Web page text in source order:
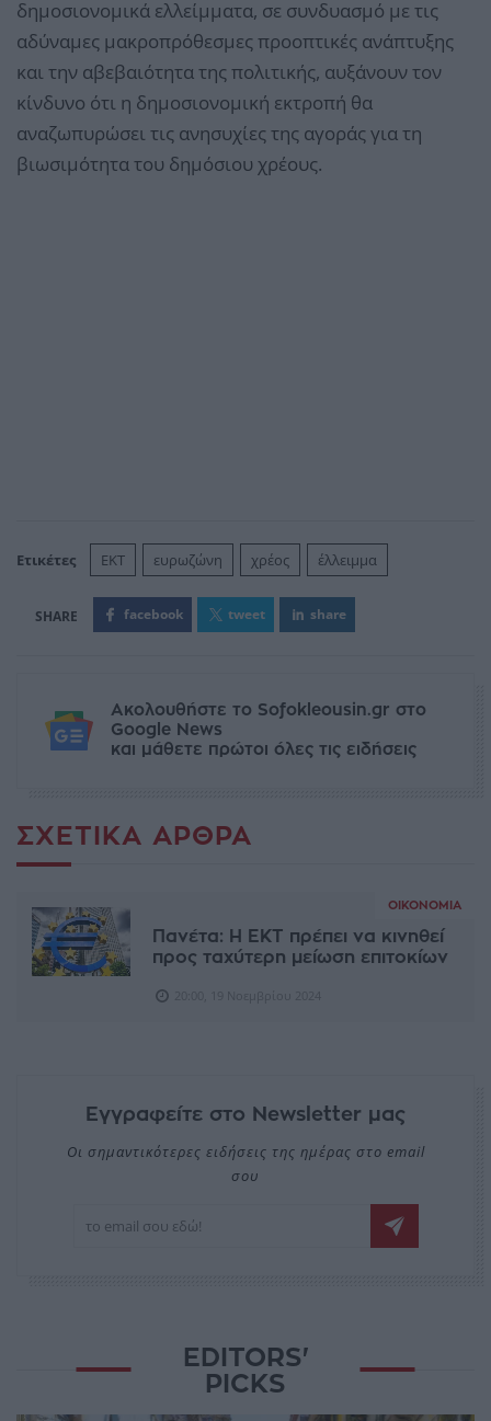
δημοσιονομικά ελλείμματα, σε συνδυασμό με τις
αδύναμες μακροπρόθεσμες προοπτικές ανάπτυξης
και την αβεβαιότητα της πολιτικής, αυξάνουν τον
κίνδυνο ότι η δημοσιονομική εκτροπή θα
αναζωπυρώσει τις ανησυχίες της αγοράς για τη
βιωσιμότητα του δημόσιου χρέους.
Ετικέτες EKT ευρωζώνη χρέος έλλειμμα
facebook tweet share
Ακολουθήστε το Sofokleousin.gr στο
Google News
και μάθετε πρώτοι όλες τις ειδήσεις
ΣΧΕΤΙΚΆ ΆΡΘΡΑ
ΟΙΚΟΝΟΜΊΑ
Πανέτα: Η ΕΚΤ πρέπει να κινηθεί
προς ταχύτερη μείωση επιτοκίων
Εγγραφείτε στο Newsletter μας
Οι σημαντικότερες ειδήσεις της ημέρας στο email
σου
EDITORS'
PICKS